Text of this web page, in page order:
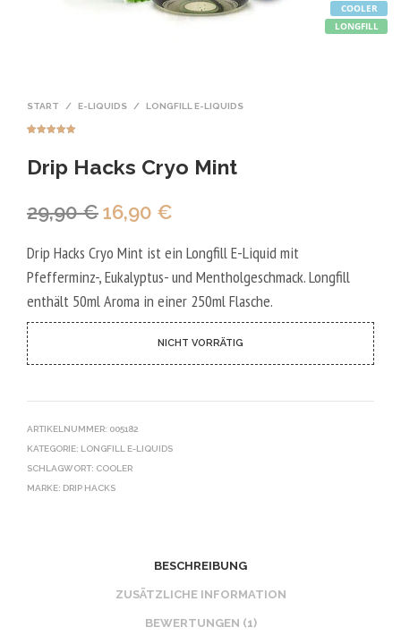
LONGFILL
COOLER
START / E-LIQUIDS / LONGFILL E-LIQUIDS
basierend
auf
Kundenbewer
Drip Hacks Cryo Mint
29,90€Ursprünglicher
war:
29,90 €
16,90 €
ist:
16,90 €.
Drip Hacks Cryo Mint ist ein Longfill E-Liquid mit
Pfefferminz-, Eukalyptus- und Mentholgeschmack. Longfill
enthält 50ml Aroma in einer 250ml Flasche.
NICHT VORRÄTIG
ARTIKELNUMMER: 005182
KATEGORIE: LONGFILL E-LIQUIDS
SCHLAGWORT: COOLER
MARKE: DRIP HACKS
BESCHREIBUNG
ZUSÄTZLICHE INFORMATION
BEWERTUNGEN (1)